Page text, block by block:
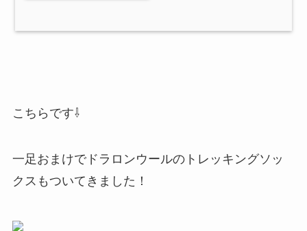
こちらです⇩
一足おまけでドラロンウールのトレッキングソッ
クスもついてきました！